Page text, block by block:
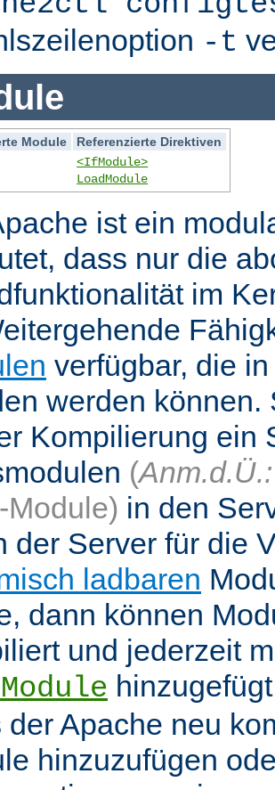
-t
Module
Referenzierte Direktiven
<IfModule>
LoadModule
ist ein
dass nur die
im
verfügbar, die
werden
Kompilierung ein
(Anm.d.Ü.:
-Module) in den
der Server für die
ladbaren
dann können
und jederzeit
der Apache neu
hinzuzufügen